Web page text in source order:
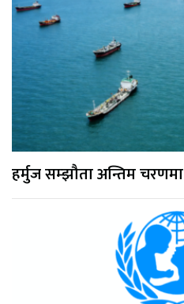
हर्मुज सम्झौता अन्तिम चरणमा